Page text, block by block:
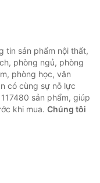
tin sản phẩm nội thất,
phòng ngủ, phòng
phòng học, văn
có cùng sự nỗ lực
sản phẩm, giúp
khi mua. Chúng tôi